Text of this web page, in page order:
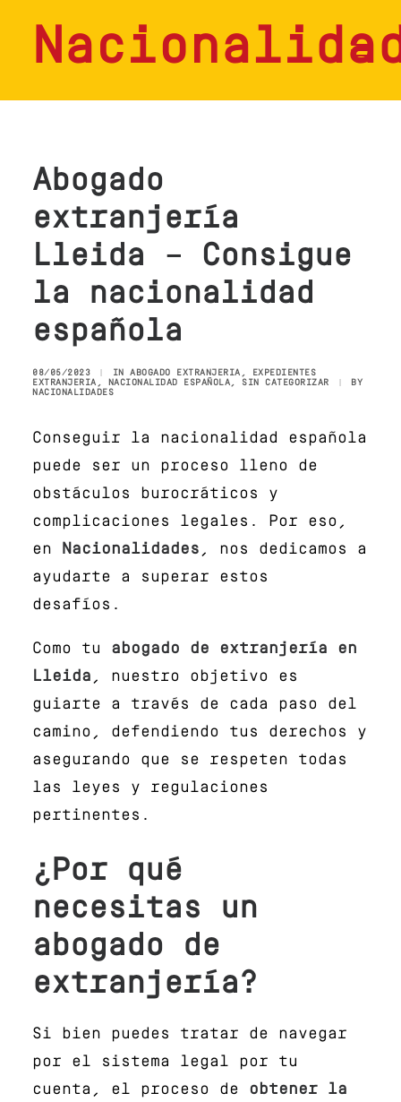
SERVICIOS
CONSULTAS
NOSOTROS
BLOG
Abogado
extranjería
Lleida – Consigue
la nacionalidad
española
08/05/2023 IN ABOGADO EXTRANJERIA ,
EXPEDIENTES
EXTRANJERIA , NACIONALIDAD ESPAÑOLA, SIN CATEGORIZAR
BY
NACIONALIDADES
Conseguir la nacionalidad española
puede ser un proceso lleno de
obstáculos burocráticos y
complicaciones legales. Por eso,
en Nacionalidades , nos dedicamos a
ayudarte a superar estos
desafíos.
Como tu abogado de extranjería en
Lleida , nuestro objetivo es
guiarte a través de cada paso del
camino, defendiendo tus derechos y
asegurando que se respeten todas
las leyes y regulaciones
pertinentes.
¿Por qué
necesitas un
abogado de
extranjería?
Si bien puedes tratar de navegar
por el sistema legal por tu
cuenta, el proceso de obtener la